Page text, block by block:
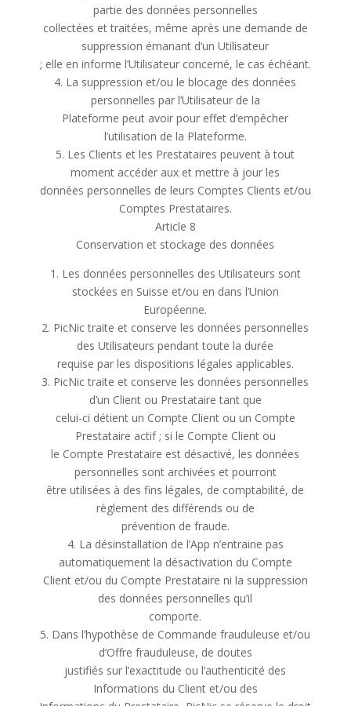
partie des données personnelles
collectées et traitées, même après une demande de
suppression émanant d’un Utilisateur
; elle en informe l’Utilisateur concerné, le cas échéant.
4. La suppression et/ou le blocage des données
personnelles par l’Utilisateur de la
Plateforme peut avoir pour effet d’empêcher
l’utilisation de la Plateforme.
5. Les Clients et les Prestataires peuvent à tout
moment accéder aux et mettre à jour les
données personnelles de leurs Comptes Clients et/ou
Comptes Prestataires.
Article 8
Conservation et stockage des données
1. Les données personnelles des Utilisateurs sont
stockées en Suisse et/ou en dans l’Union
Européenne.
2. PicNic traite et conserve les données personnelles
des Utilisateurs pendant toute la durée
requise par les dispositions légales applicables.
3. PicNic traite et conserve les données personnelles
d’un Client ou Prestataire tant que
celui-ci détient un Compte Client ou un Compte
Prestataire actif ; si le Compte Client ou
le Compte Prestataire est désactivé, les données
personnelles sont archivées et pourront
être utilisées à des fins légales, de comptabilité, de
règlement des différends ou de
prévention de fraude.
4. La désinstallation de l’App n’entraine pas
automatiquement la désactivation du Compte
Client et/ou du Compte Prestataire ni la suppression
des données personnelles qu’il
comporte.
5. Dans l’hypothèse de Commande frauduleuse et/ou
d’Offre frauduleuse, de doutes
justifiés sur l’exactitude ou l’authenticité des
Informations du Client et/ou des